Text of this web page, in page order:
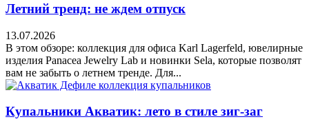
Летний тренд: не ждем отпуск
13.07.2026
В этом обзоре: коллекция для офиса Karl Lagerfeld, ювелирные
изделия Panacea Jewelry Lab и новинки Sela, которые позволят
вам не забыть о летнем тренде. Для...
Купальники Акватик: лето в стиле зиг-заг